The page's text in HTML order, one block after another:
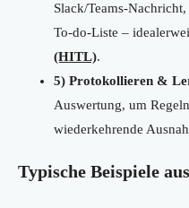
Slack/Teams-
To-do-Liste –
(HITL).
5) Protokollieren &
Auswertung, um
wiederkehrende
Typische Beispiele